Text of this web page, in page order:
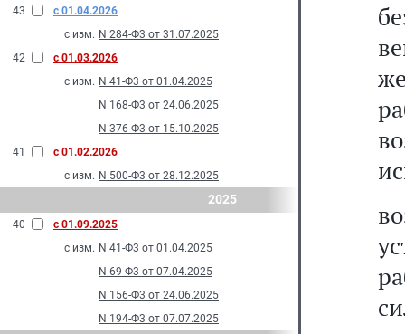
43
с 01.04.2026
с изм. N 284-Ф3 от 31.07.2025
42
с 01.03.2026
с изм. N 41-Ф3 от 01.04.2025
N 168-Ф3 от 24.06.2025
N 376-Ф3 от 15.10.2025
41
с 01.02.2026
с изм. N 500-Ф3 от 28.12.2025
2025
40
с 01.09.2025
с изм. N 41-Ф3 от 01.04.2025
N 69-Ф3 от 07.04.2025
N 156-Ф3 от 24.06.2025
N 194-Ф3 от 07.07.2025